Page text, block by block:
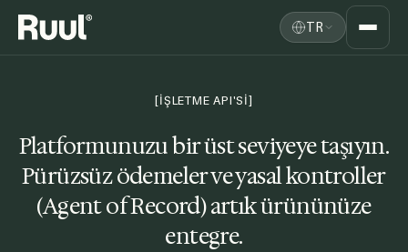
Ruul Ana Sayfasına Dön TR
Fiyatlandırma
Kaynaklar
[İŞLETME API'Sİ]
Platformunuzu bir üst seviyeye taşıyın.
Pürüzsüz ödemeler ve yasal kontroller
(Agent of Record) artık ürününüze
entegre.